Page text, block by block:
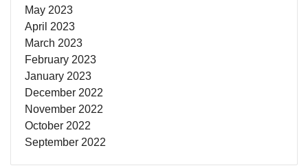
May 2023
April 2023
March 2023
February 2023
January 2023
December 2022
November 2022
October 2022
September 2022